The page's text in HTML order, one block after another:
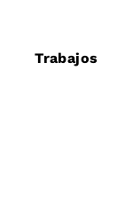
Trabajos